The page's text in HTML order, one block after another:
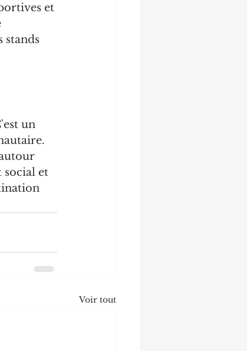
et
stands
un
et
Voir tout